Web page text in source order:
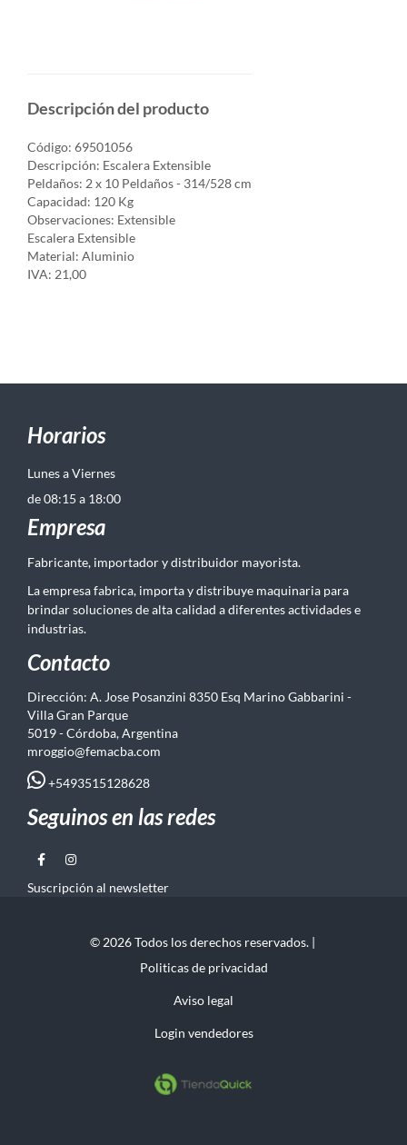
Descripción del producto
Código: 69501056
Descripción: Escalera Extensible
Peldaños: 2 x 10 Peldaños - 314/528 cm
Capacidad: 120 Kg
Observaciones: Extensible
Escalera Extensible
Material: Aluminio
IVA: 21,00
Horarios
Lunes a Viernes
de 08:15 a 18:00
Empresa
Fabricante, importador y distribuidor mayorista.
La empresa fabrica, importa y distribuye maquinaria para
brindar soluciones de alta calidad a diferentes actividades e
industrias.
Contacto
Dirección: A. Jose Posanzini 8350 Esq Marino Gabbarini -
Villa Gran Parque
5019 - Córdoba, Argentina
mroggio@femacba.com
+5493515128628
Seguinos en las redes
Suscripción al newsletter
© 2026 Todos los derechos reservados. |
Politicas de privacidad
Aviso legal
Login vendedores